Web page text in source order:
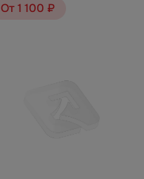
От 1 100 ₽